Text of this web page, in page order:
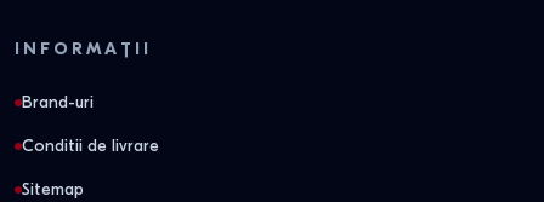
INFORMAȚII
Brand-uri
Conditii de livrare
Sitemap